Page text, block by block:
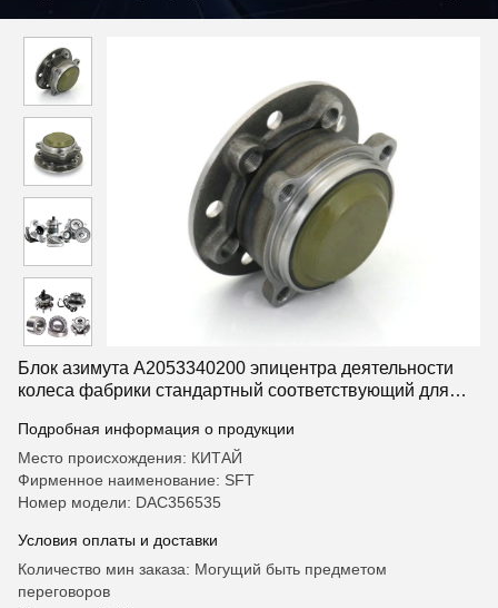
стандартный соответствующий для фронта привода колеса
Мерседес-Benz 2
Блок азимута A2053340200 эпицентра деятельности
колеса фабрики стандартный соответствующий для
Подробная информация о продукции
Место происхождения: КИТАЙ
Фирменное наименование: SFT
Номер модели: DAC356535
Условия оплаты и доставки
Количество мин заказа: Могущий быть предметом
переговоров